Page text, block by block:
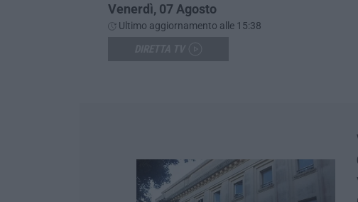
Venerdì, 07 Agosto
Ultimo aggiornamento alle 15:38